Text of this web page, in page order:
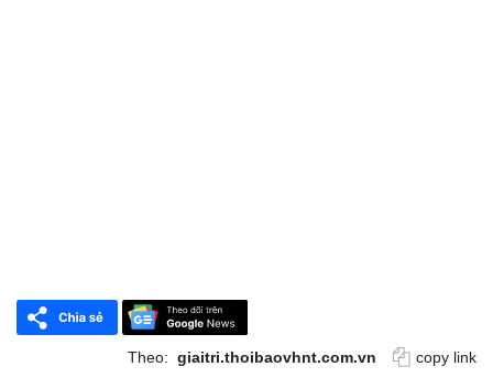
Theo: giaitri.thoibaovhnt.com.vn copy link